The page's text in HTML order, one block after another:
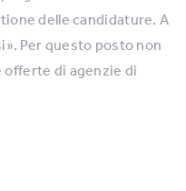
delle candidature. A
Per questo posto non
di agenzie di